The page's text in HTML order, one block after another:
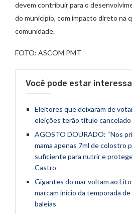
devem contribuir para o
do município, com impacto direto na
comunidade.
FOTO: ASCOM PMT
Você pode estar
Eleitores que deixaram de
eleições terão título cancelado
AGOSTO DOURADO: “Nos
mama apenas 7ml de colostro
suficiente para nutrir e
Castro
Gigantes do mar voltam ao
marcam início da temporada
baleias